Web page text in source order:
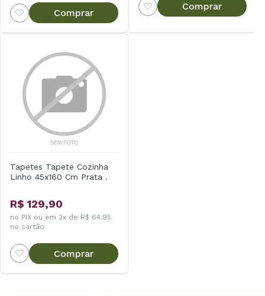
Comprar
Comprar
Tapetes Tapete Cozinha
Linho 45x160 Cm Prata .
R$ 129,90
no PIX ou em 2x de R$ 64,95
no cartão
Comprar